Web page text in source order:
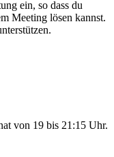
ein, so dass du
Meeting lösen kannst.
von 19 bis 21:15 Uhr.